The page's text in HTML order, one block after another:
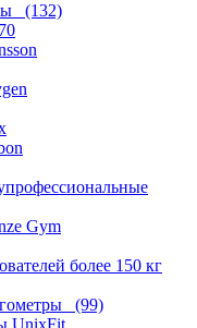
(132)
70
Gym
более 150 кг
(99)
UnixFit